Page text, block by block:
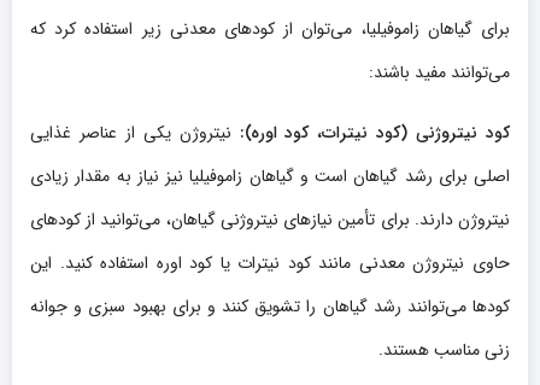
برای گیاهان زاموفیلیا، می‌توان از کودهای معدنی زیر استفاده کرد که
می‌توانند مفید باشند:
کود نیتروژنی (کود نیترات، کود اوره): نیتروژن یکی از عناصر غذایی
اصلی برای رشد گیاهان است و گیاهان زاموفیلیا نیز نیاز به مقدار زیادی
نیتروژن دارند. برای تأمین نیازهای نیتروژنی گیاهان، می‌توانید از کودهای
حاوی نیتروژن معدنی مانند کود نیترات یا کود اوره استفاده کنید. این
کودها می‌توانند رشد گیاهان را تشویق کنند و برای بهبود سبزی و جوانه
زنی مناسب هستند.